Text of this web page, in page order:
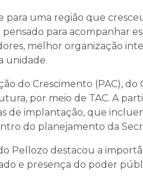
uma região que
para acompanhar
melhor organização
unidade.
do Crescimento (PAC),
por meio de TAC. A
de implantação, que
do planejamento da
Pellozo destacou a
e presença do poder